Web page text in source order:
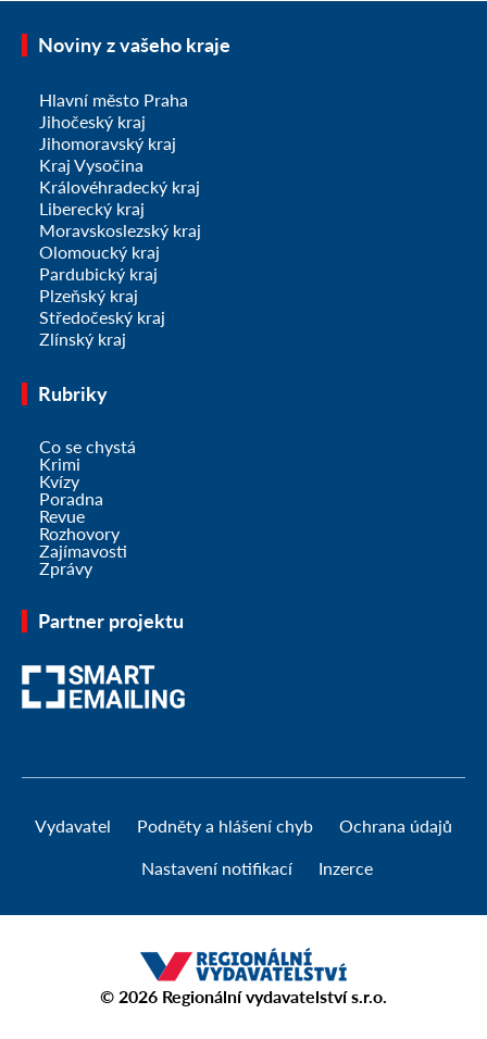
Noviny z vašeho kraje
Hlavní město Praha
Jihočeský kraj
Jihomoravský kraj
Kraj Vysočina
Královéhradecký kraj
Liberecký kraj
Moravskoslezský kraj
Olomoucký kraj
Pardubický kraj
Plzeňský kraj
Středočeský kraj
Zlínský kraj
Rubriky
Co se chystá
Krimi
Kvízy
Poradna
Revue
Rozhovory
Zajímavosti
Zprávy
Partner projektu
Vydavatel Podněty a hlášení chyb Ochrana údajů
Nastavení notifikací Inzerce
© 2026 Regionální vydavatelství s.r.o.